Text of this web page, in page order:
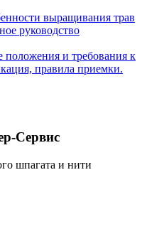
выращивания трав
руководство
и требования к
правила приемки.
Сервис
шпагата и нити